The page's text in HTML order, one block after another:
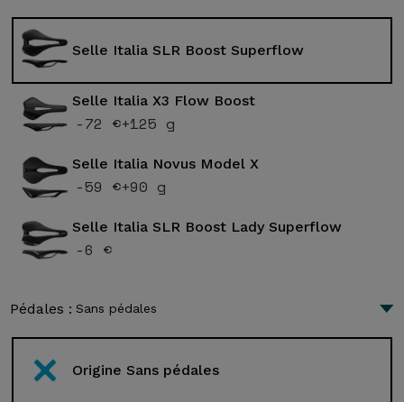
Selle Italia SLR Boost Superflow
Selle Italia X3 Flow Boost
-72 €+125 g
Selle Italia Novus Model X
-59 €+90 g
Selle Italia SLR Boost Lady Superflow
-6 €
Pédales : Sans pédales
Origine Sans pédales